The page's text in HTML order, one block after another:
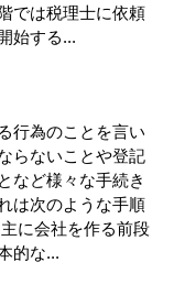
では税理士に依頼
始する...
行為のことを言い
らないことや登記
など様々な手続き
は次のような手順
に会社を作る前段
的な...